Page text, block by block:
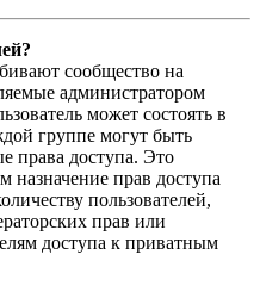
сообщество на
администратором
может состоять в
группе могут быть
права доступа. Это
назначение прав доступа
пользователей,
прав или
доступа к приватным